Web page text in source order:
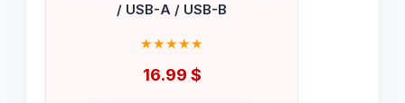
/ USB-A / USB-B
16.99 $